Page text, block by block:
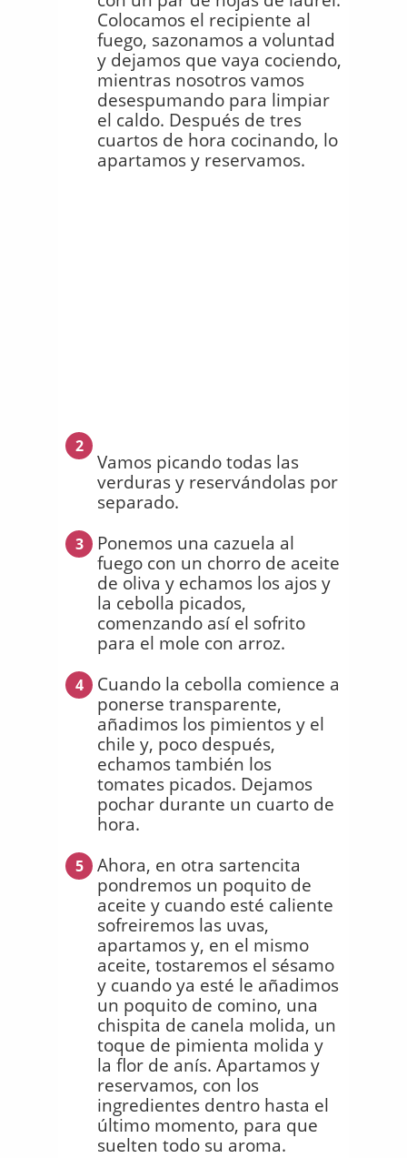
Colocamos el recipiente al
fuego, sazonamos a voluntad
y dejamos que vaya cociendo,
mientras nosotros vamos
desespumando para limpiar
el caldo. Después de tres
cuartos de hora cocinando, lo
apartamos y reservamos.
2
Vamos picando todas las
verduras y reservándolas por
separado.
3
Ponemos una cazuela al
fuego con un chorro de aceite
de oliva y echamos los ajos y
la cebolla picados,
comenzando así el sofrito
para el mole con arroz.
4
Cuando la cebolla comience a
ponerse transparente,
añadimos los pimientos y el
chile y, poco después,
echamos también los
tomates picados. Dejamos
pochar durante un cuarto de
hora.
5
Ahora, en otra sartencita
pondremos un poquito de
aceite y cuando esté caliente
sofreiremos las uvas,
apartamos y, en el mismo
aceite, tostaremos el sésamo
y cuando ya esté le añadimos
un poquito de comino, una
chispita de canela molida, un
toque de pimienta molida y
la flor de anís. Apartamos y
reservamos, con los
ingredientes dentro hasta el
último momento, para que
suelten todo su aroma.